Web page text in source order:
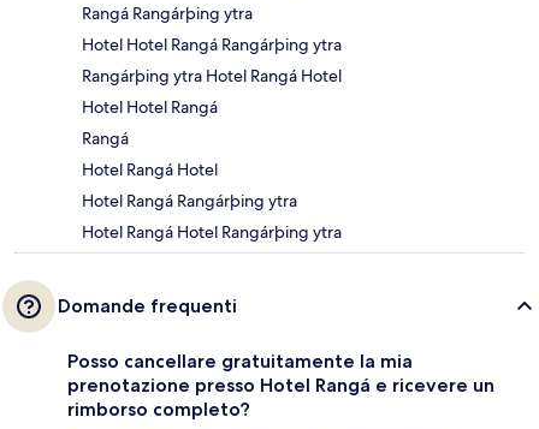
Rangá Rangárþing ytra
Hotel Hotel Rangá Rangárþing ytra
Rangárþing ytra Hotel Rangá Hotel
Hotel Hotel Rangá
Rangá
Hotel Rangá Hotel
Hotel Rangá Rangárþing ytra
Hotel Rangá Hotel Rangárþing ytra
Domande frequenti
Posso cancellare gratuitamente la mia
prenotazione presso Hotel Rangá e ricevere un
rimborso completo?